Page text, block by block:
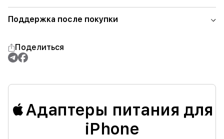
Поддержка после покупки
Поделиться
Адаптеры питания для
iPhone